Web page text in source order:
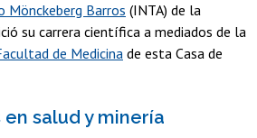
Mönckeberg Barros (INTA) de la
su carrera científica a mediados de la
de Medicina de esta Casa de
salud y minería